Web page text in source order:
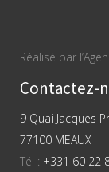
Réalisé par
Contactez-
9 Quai Jacques
77100 MEAUX
Tél : +331 60 22